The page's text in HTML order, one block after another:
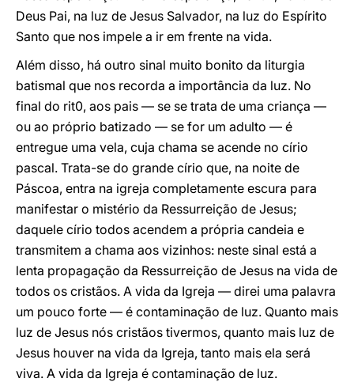
Deus Pai, na luz de Jesus Salvador, na luz do Espírito
Santo que nos impele a ir em frente na vida.
Além disso, há outro sinal muito bonito da liturgia
batismal que nos recorda a importância da luz. No
final do rit0, aos pais — se se trata de uma criança —
ou ao próprio batizado — se for um adulto — é
entregue uma vela, cuja chama se acende no círio
pascal. Trata-se do grande círio que, na noite de
Páscoa, entra na igreja completamente escura para
manifestar o mistério da Ressurreição de Jesus;
daquele círio todos acendem a própria candeia e
transmitem a chama aos vizinhos: neste sinal está a
lenta propagação da Ressurreição de Jesus na vida de
todos os cristãos. A vida da Igreja — direi uma palavra
um pouco forte — é contaminação de luz. Quanto mais
luz de Jesus nós cristãos tivermos, quanto mais luz de
Jesus houver na vida da Igreja, tanto mais ela será
viva. A vida da Igreja é contaminação de luz.